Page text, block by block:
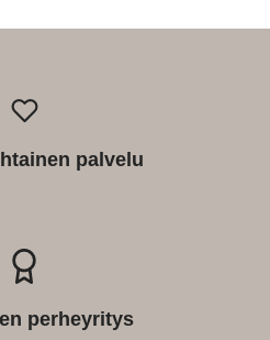
palvelu
perheyritys